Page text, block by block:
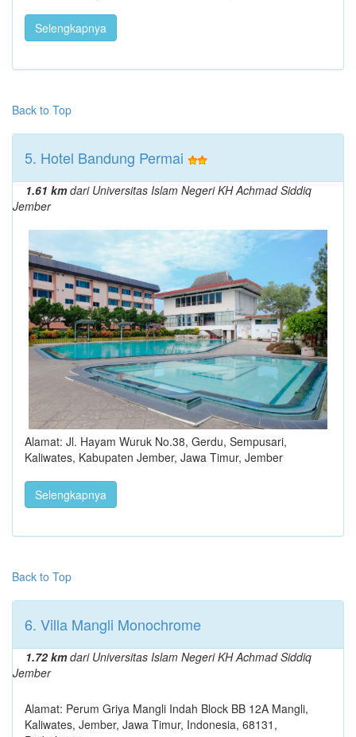
Selengkapnya
Back to Top
5. Hotel Bandung Permai
1.61 kmdari Universitas Islam Negeri KH Achmad Siddiq
Jember
Alamat: Jl. Hayam Wuruk No.38, Gerdu, Sempusari,
Kaliwates, Kabupaten Jember, Jawa Timur, Jember
Selengkapnya
Back to Top
6. Villa Mangli Monochrome
1.72 kmdari Universitas Islam Negeri KH Achmad Siddiq
Jember
Alamat: Perum Griya Mangli Indah Block BB 12A Mangli,
Kaliwates, Jember, Jawa Timur, Indonesia, 68131,